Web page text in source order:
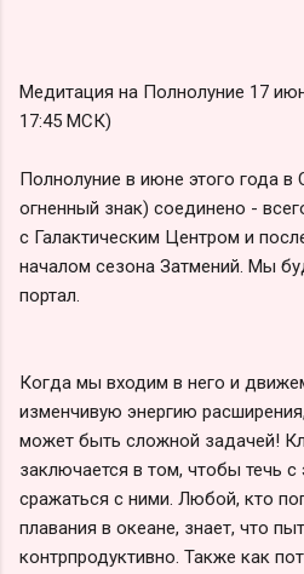
Медитация на Полнолуние 17
17:45 МСК)
Полнолуние в июне этого года в
огненный знак) соединено -
с Галактическим Центром и
началом сезона Затмений. Мы
портал.
Когда мы входим в него и
изменчивую энергию
может быть сложной задачей!
заключается в том, чтобы течь с
сражаться с ними. Любой, кто
плавания в океане, знает, что
контрпродуктивно. Также как